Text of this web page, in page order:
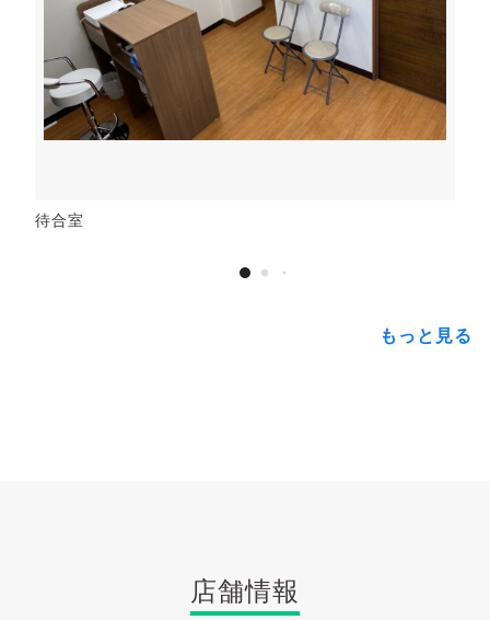
完全個室での対応など、プライバシーを厳重
に守るための準備を整えております。
一人ひとりの体質や持病を考慮し、最も適し
たお薬を処方することが可能です。
精神的なハードルを下げ、いつでも気軽に頼
れる医療環境をご用意しています。
待合室
もっと見る
店舗情報